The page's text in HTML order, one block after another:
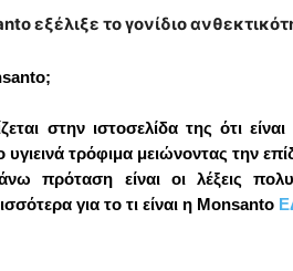
εξέλιξε το γονίδιο
στην ιστοσελίδα της ότι
τρόφιμα μειώνοντας την
πρόταση είναι οι λέξεις
για το τι είναι η Monsanto